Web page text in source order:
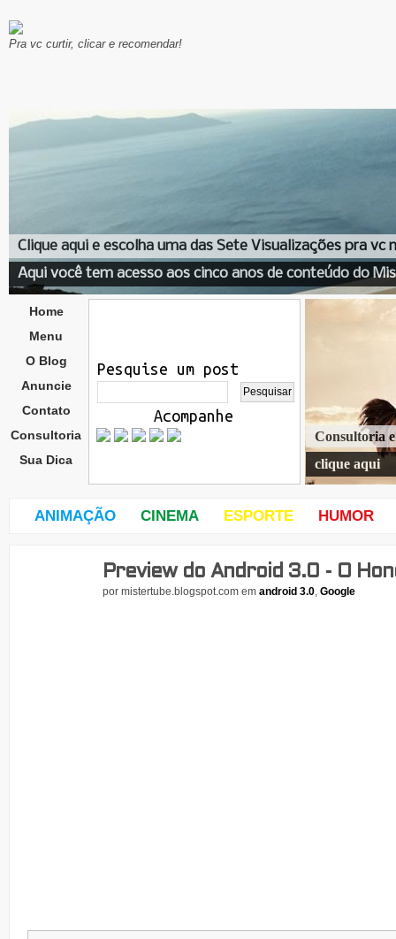
Pra vc curtir, clicar e recomendar!
Clique aqui e escolha uma das Sete Visualizações pra vc
Aqui você tem acesso aos cinco anos de conteúdo do
Home
Menu
O Blog
Anuncie
Contato
Consultoria
Sua Dica
Pesquise um post
Acompanhe
Consultoria
clique aqui
ANIMAÇÃO CINEMA ESPORTE HUMOR
Preview do Android 3.0 - O
por mistertube.blogspot.com em android 3.0, Google